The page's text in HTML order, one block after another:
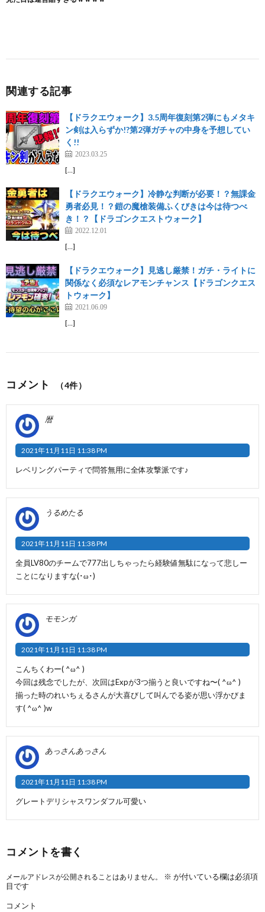
関連する記事
【ドラクエウォーク】3.5周年復刻第2弾にもメタキ
ン剣は入らずか!?第2弾ガチャの中身を予想してい
く!!
2023.03.25
[…]
【ドラクエウォーク】冷静な判断が必要！？無課金
勇者必見！？鎧の魔槍装備ふくびきは今は待つべ
き！？【ドラゴンクエストウォーク】
2022.12.01
[…]
【ドラクエウォーク】見逃し厳禁！ガチ・ライトに
関係なく必須なレアモンチャンス【ドラゴンクエス
トウォーク】
2021.06.09
[…]
コメント （4件）
暦
2021年11月11日 11:38 PM
レベリングパーティで問答無用に全体攻撃派です♪
うるめたる
2021年11月11日 11:38 PM
全員LV80のチームで777出しちゃったら経験値無駄になって悲しー
ことになりますな(･ω･)
モモンガ
2021年11月11日 11:38 PM
こんちくわー( ^ω^ )
今回は残念でしたが、次回はExpが3つ揃うと良いですね〜( ^ω^ )
揃った時のれいちぇるさんが大喜びして叫んでる姿が思い浮かびま
す( ^ω^ )w
あっさんあっさん
2021年11月11日 11:38 PM
グレートデリシャスワンダフル可愛い
コメントを書く
メールアドレスが公開されることはありません。 ※ が付いている欄は必須項
目です
コメント